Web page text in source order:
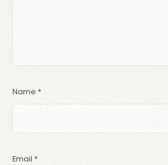
Name *
Email *